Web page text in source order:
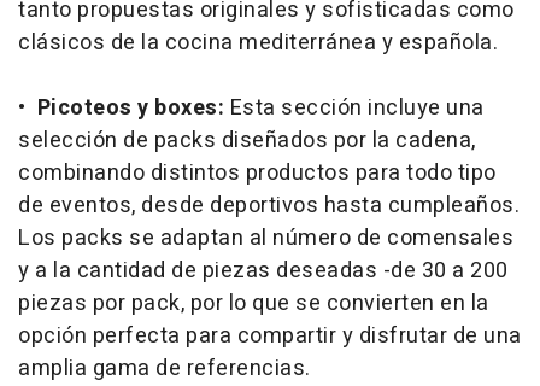
tanto propuestas originales y sofisticadas como
clásicos de la cocina mediterránea y española.
• Picoteos y boxes: Esta sección incluye una
selección de packs diseñados por la cadena,
combinando distintos productos para todo tipo
de eventos, desde deportivos hasta cumpleaños.
Los packs se adaptan al número de comensales
y a la cantidad de piezas deseadas -de 30 a 200
piezas por pack, por lo que se convierten en la
opción perfecta para compartir y disfrutar de una
amplia gama de referencias.